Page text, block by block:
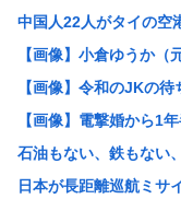
中国人22人がタイの空
【画像】小倉ゆうか
【画像】令和のJKの
【画像】電撃婚から1
石油もない、鉄もない
日本が長距離巡航ミサ